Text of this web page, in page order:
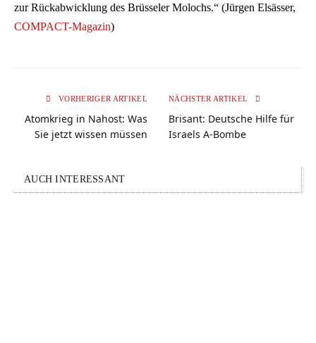
zur Rückabwicklung des Brüsseler Molochs.“ (Jürgen Elsässer,
COMPACT-Magazin)
VORHERIGER ARTIKEL
Atomkrieg in Nahost: Was
Sie jetzt wissen müssen
NÄCHSTER ARTIKEL
Brisant: Deutsche Hilfe für
Israels A-Bombe
AUCH INTERESSANT